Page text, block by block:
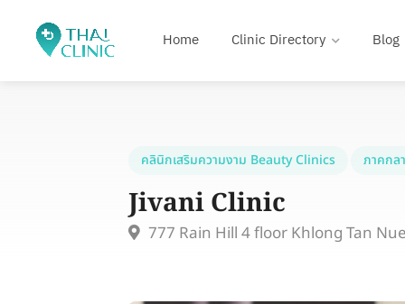
Home Clinic Directory Blog
คลินิกเสริมความงาม Beauty Clinics ภาคกล
Jivani Clinic
777 Rain Hill 4 floor Khlong Tan